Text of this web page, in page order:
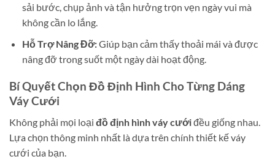
sải bước, chụp ảnh và tận hưởng trọn vẹn ngày vui mà
không cần lo lắng.
Hỗ Trợ Nâng Đỡ:Giúp bạn cảm thấy thoải mái và được
nâng đỡ trong suốt một ngày dài hoạt động.
Bí Quyết Chọn Đồ Định Hình Cho Từng Dáng
Váy Cưới
Không phải mọi loại đồ định hình váy cướiđều giống nhau.
Lựa chọn thông minh nhất là dựa trên chính thiết kế váy
cưới của bạn.